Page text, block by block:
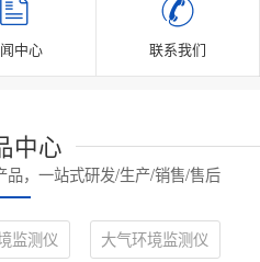
中心 联系我们
中心
品，一站式研发/生产/销售/售后
监测仪 大气环境监测仪